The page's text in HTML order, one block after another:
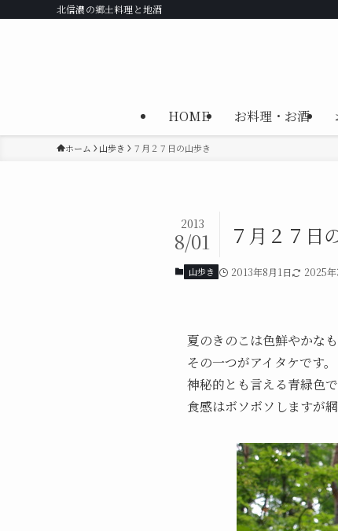
北信濃の郷土料理と地酒
HOME お料理・お酒
ホーム 山歩き ７月２７日の山歩き
７月２７日
2013
8/01
山歩き 2013年8月1日 2025
夏のきのこは色鮮やかな
その一つがアイタケです。
神秘的とも言える青緑色
食感はボソボソしますが